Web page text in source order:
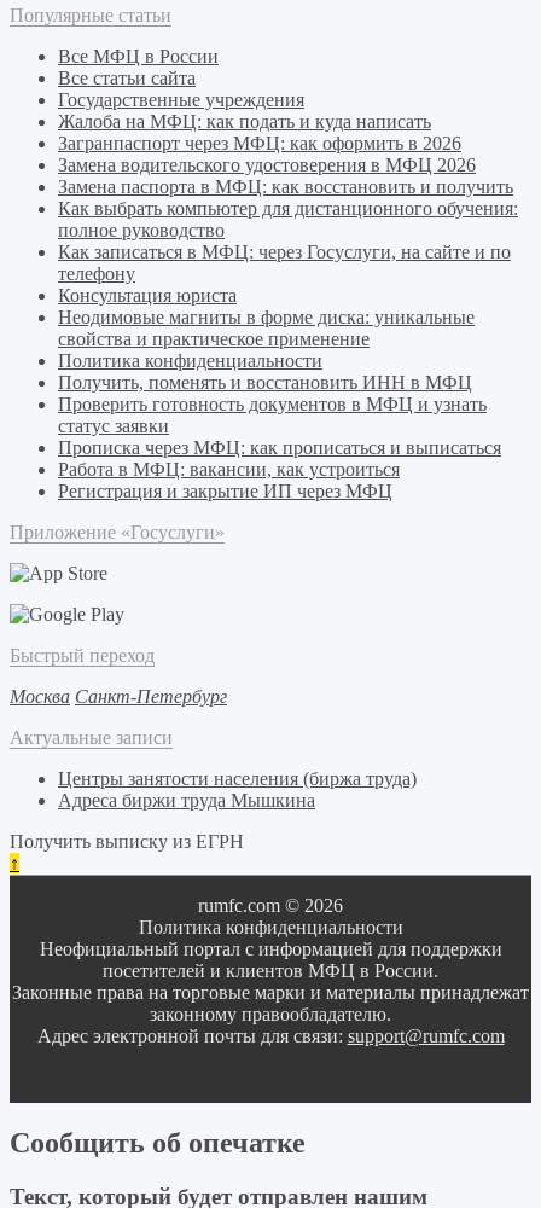
Популярные статьи
Все МФЦ в России
Все статьи сайта
Государственные учреждения
Жалоба на МФЦ: как подать и куда написать
Загранпаспорт через МФЦ: как оформить в 2026
Замена водительского удостоверения в МФЦ 2026
Замена паспорта в МФЦ: как восстановить и получить
Как выбрать компьютер для дистанционного обучения:
полное руководство
Как записаться в МФЦ: через Госуслуги, на сайте и по
телефону
Консультация юриста
Неодимовые магниты в форме диска: уникальные
свойства и практическое применение
Политика конфиденциальности
Получить, поменять и восстановить ИНН в МФЦ
Проверить готовность документов в МФЦ и узнать
статус заявки
Прописка через МФЦ: как прописаться и выписаться
Работа в МФЦ: вакансии, как устроиться
Регистрация и закрытие ИП через МФЦ
Приложение «Госуслуги»
Быстрый переход
Москва Санкт-Петербург
Актуальные записи
Центры занятости населения (биржа труда)
Адреса биржи труда Мышкина
Получить выписку из ЕГРН
↑
rumfc.com © 2026
Политика конфиденциальности
Неофициальный портал с информацией для поддержки
посетителей и клиентов МФЦ в России.
Законные права на торговые марки и материалы принадлежат
законному правообладателю.
Адрес электронной почты для связи: support@rumfc.com
Сообщить об опечатке
Текст, который будет отправлен нашим